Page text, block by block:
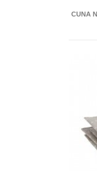
CUNA